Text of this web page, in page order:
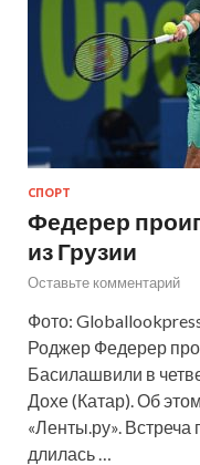
СПОРТ
Федерер
из Грузии
Оставьте комментарий
Фото:
Роджер Федерер
Басилашвили в
Дохе (Катар). Об
«Ленты.ру». Встреча
длилась …